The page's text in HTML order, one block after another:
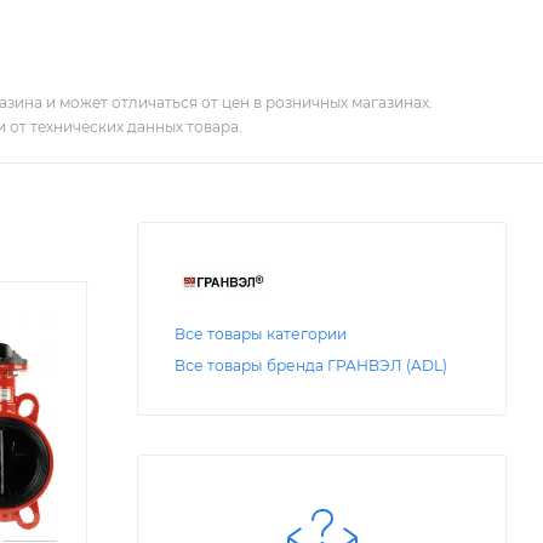
и может отличаться от цен в розничных магазинах.
технических данных товара.
Все товары категории
Все товары бренда ГРАНВЭЛ (ADL)